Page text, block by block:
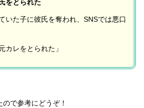
をとられた
いた子に彼氏を奪われ、SNSでは悪口
カレをとられた」
で参考にどうぞ！